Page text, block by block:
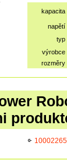
kapacita
napětí
typ
výrobce
rozměry
10002265